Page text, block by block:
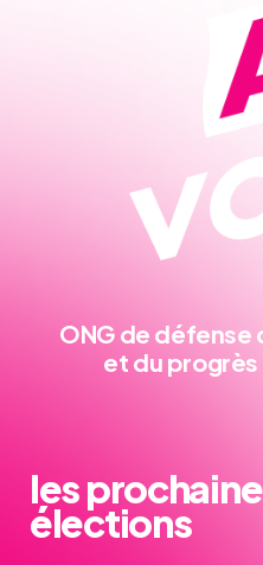
ONG de défense
et du
les
élections